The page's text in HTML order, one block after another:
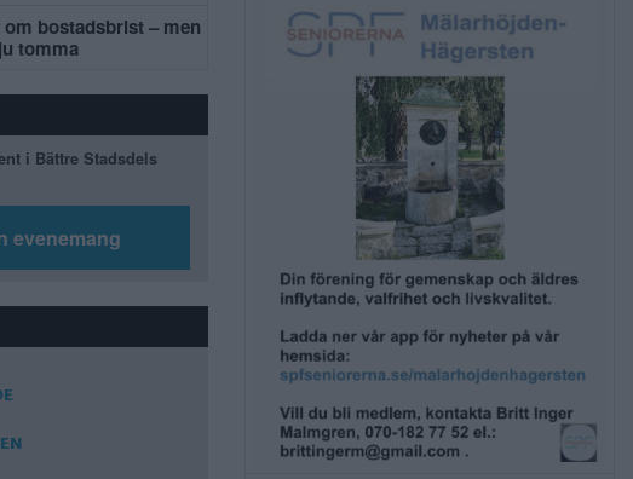
bostadsbrist – men
tomma
i Bättre Stadsdels
evenemang